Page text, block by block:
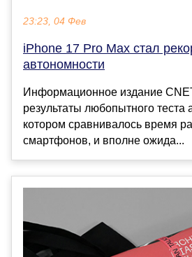
23:23, 04 Фев
iPhone 17 Pro Max стал
автономности
Информационное издание
результаты любопытного теста
котором сравнивалось время
смартфонов, и вполне ожида...